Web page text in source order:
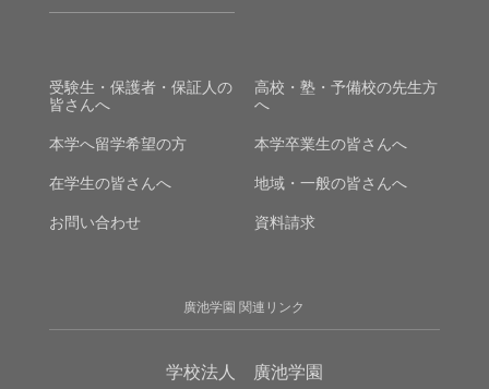
受験生・保護者・保証人の
皆さんへ
高校・塾・予備校の先生方
へ
本学へ留学希望の方 本学卒業生の皆さんへ
在学生の皆さんへ 地域・一般の皆さんへ
お問い合わせ 資料請求
廣池学園 関連リンク
学校法人 廣池学園